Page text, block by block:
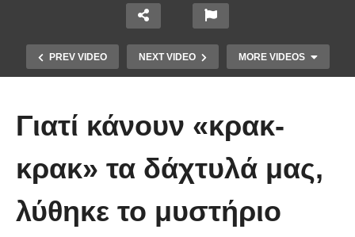
PREV VIDEO NEXT VIDEO MORE VIDEOS
Μουρουνέλαιο: Τι προσφέρει και
Γιατί κάνουν «κρακ-
κρακ» τα δάχτυλά μας,
λύθηκε το μυστήριο